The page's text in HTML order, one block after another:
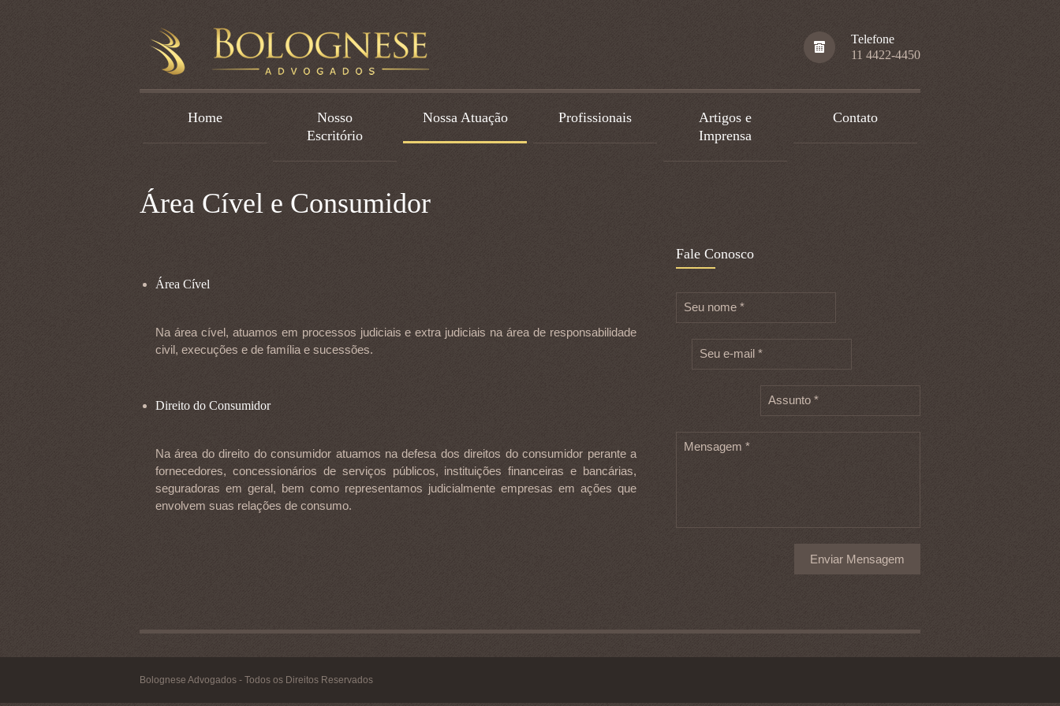
Telefone
11 4422-4450
Home
Nosso
Escritório
Nossa Atuação Profissionais
Artigos e
Imprensa
Contato
Área Cível e Consumidor
Área Cível
Na área cível, atuamos em processos judiciais e extra judiciais na área de responsabilidade
civil, execuções e de família e sucessões.
Direito do Consumidor
Na área do direito do consumidor atuamos na defesa dos direitos do consumidor perante a
fornecedores, concessionários de serviços públicos, instituições financeiras e bancárias,
seguradoras em geral, bem como representamos judicialmente empresas em ações que
envolvem suas relações de consumo.
Fale Conosco
Seu nome *
Seu e-mail *
Assunto *
Mensagem *
Bolognese Advogados - Todos os Direitos Reservados